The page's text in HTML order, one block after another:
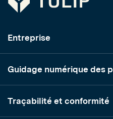
Entreprise
Guidage numérique des
Traçabilité et conformité